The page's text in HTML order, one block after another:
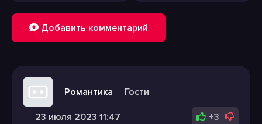
Добавить комментарий
Романтика Гости
23 июля 2023 11:47
+3